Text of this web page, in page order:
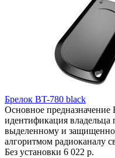
Брелок BT-780 black
Основное предназначение
идентификация
выделенному и
алгоритмом радиоканалу
Без установки 6 022 р.